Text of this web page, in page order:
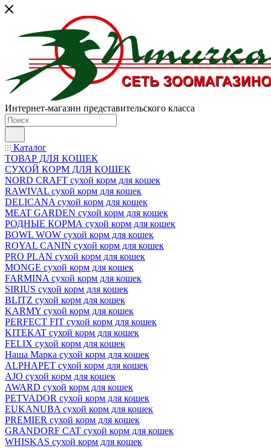
Интернет-магазин представительского класса
Каталог
ТОВАР ДЛЯ КОШЕК
СУХОЙ КОРМ ДЛЯ КОШЕК
NORD CRAFT сухой корм для кошек
RAWIVAL сухой корм для кошек
DELICANA сухой корм для кошек
MEAT GARDEN сухой корм для кошек
РОДНЫЕ КОРМА сухой корм для кошек
BOWL WOW сухой корм для кошек
ROYAL CANIN сухой корм для кошек
PRO PLAN сухой корм для кошек
MONGE сухой корм для кошек
FARMINA сухой корм для кошек
SIRIUS сухой корм для кошек
BLITZ сухой корм для кошек
KARMY сухой корм для кошек
PERFECT FIT сухой корм для кошек
KITEKAT сухой корм для кошек
FELIX сухой корм для кошек
Наша Марка сухой корм для кошек
ALPHAPET сухой корм для кошек
AJO сухой корм для кошек
AWARD сухой корм для кошек
PETVADOR сухой корм для кошек
EUKANUBA сухой корм для кошек
PREMIER сухой корм для кошек
GRANDORF CAT сухой корм для кошек
WHISKAS сухой корм для кошек